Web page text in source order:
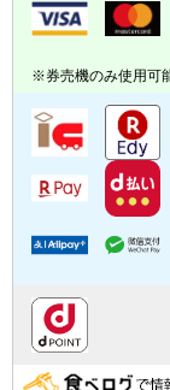
※券売機のみ使用可